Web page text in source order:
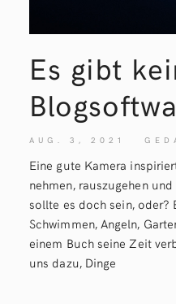
Es gibt
AUG. 3, 2021
Eine gute Kamera
nehmen, rauszugehen
sollte es doch sein, oder?
Schwimmen, Angeln,
einem Buch seine Zeit
uns dazu, Dinge